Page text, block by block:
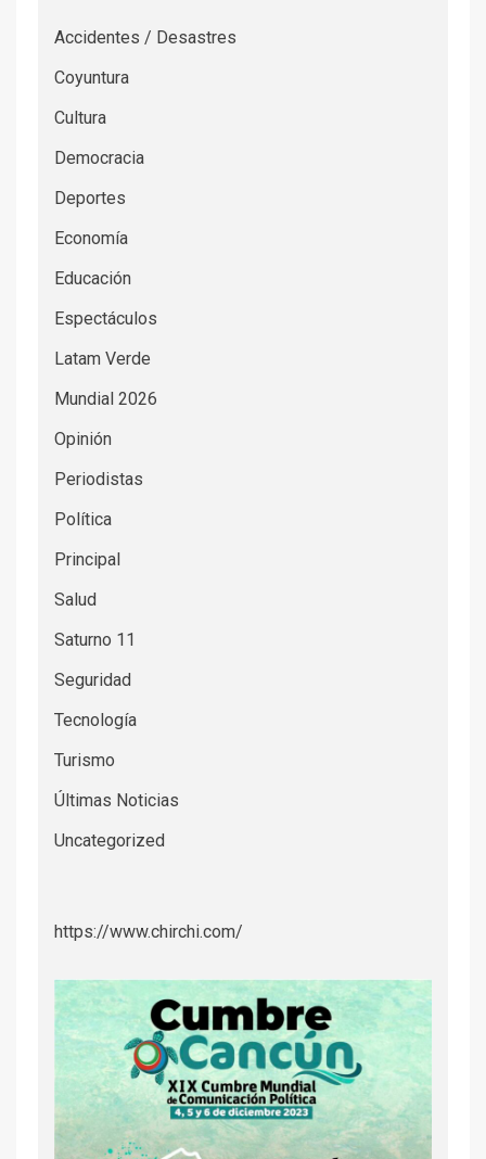
Accidentes / Desastres
Coyuntura
Cultura
Democracia
Deportes
Economía
Educación
Espectáculos
Latam Verde
Mundial 2026
Opinión
Periodistas
Política
Principal
Salud
Saturno 11
Seguridad
Tecnología
Turismo
Últimas Noticias
Uncategorized
https://www.chirchi.com/